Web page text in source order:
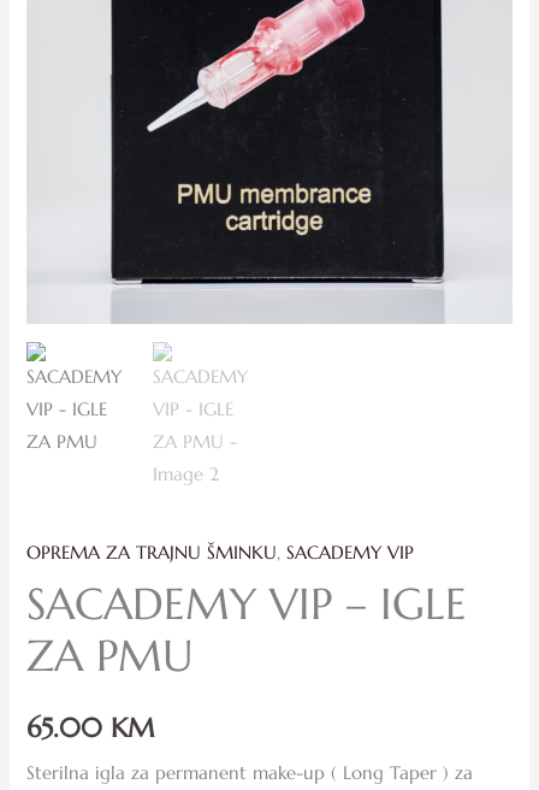
OPREMA ZA TRAJNU ŠMINKU,SACADEMY VIP
SACADEMY VIP – IGLE
ZA PMU
65.00 KM
Sterilna igla za permanent make-up ( Long Taper ) za